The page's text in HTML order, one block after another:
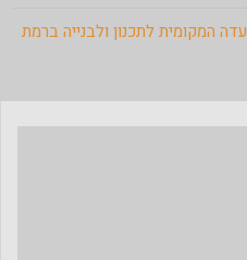
המקומית לתכנון ולבנייה ברמת